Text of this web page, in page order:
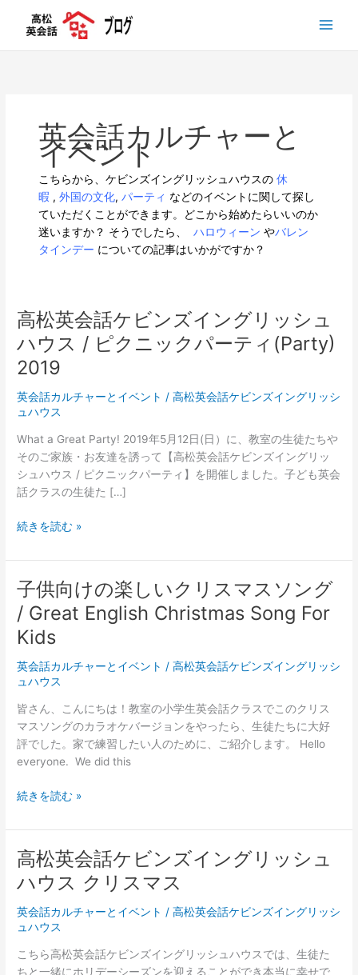
英会話カルチャーと
イベント
こちらから、ケビンズイングリッシュハウスの休
暇 ,外国の文化,パーティ などのイベントに関して探し
ていただくことができます。どこから始めたらいいのか
迷いますか？ そうでしたら、
ハロウィーン やバレン
タインデー についての記事はいかがですか？
高松英会話ケビンズイングリッシュ
ハウス / ピクニックパーティ(Party)
2019
英会話カルチャーとイベント /高松英会話ケビンズイングリッシ
ュハウス
What a Great Party! 2019年5月12日(日）に、教室の生徒たちや
そのご家族・お友達を誘って【高松英会話ケビンズイングリッ
シュハウス / ピクニックパーティ】を開催しました。子ども英会
話クラスの生徒た […]
高
英
会
話
ケ
ビ
ズ
イ
ン
リ
ュ
/
ピ
ニ
ッ
パ
続きを読む »
子供向けの楽しいクリスマスソング
/ Great English Christmas Song For
Kids
英会話カルチャーとイベント /高松英会話ケビンズイングリッシ
ュハウス
皆さん、こんにちは！教室の小学生英会話クラスでこのクリス
マスソングのカラオケバージョンをやったら、生徒たちに大好
評でした。家で練習したい人のために、ご紹介します。 Hello
everyone. We did this
子
向
け
の
楽
い
ク
リ
ス
続きを読む »
高松英会話ケビンズイングリッシュ
ハウス クリスマス
英会話カルチャーとイベント /高松英会話ケビンズイングリッシ
ュハウス
こちら高松英会話ケビンズイングリッシュハウスでは、生徒た
ちと一緒にホリデーシーズンを迎えることができ本当に幸せで